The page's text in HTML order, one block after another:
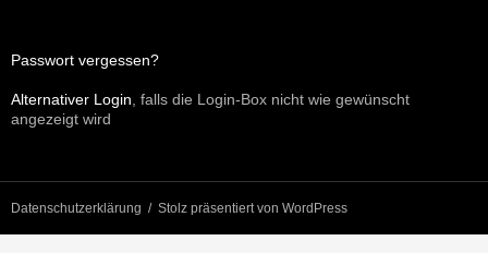
Passwort vergessen?
Alternativer Login , falls die Login-Box nicht wie gewünscht
angezeigt wird
Datenschutzerklärung Stolz präsentiert von WordPress